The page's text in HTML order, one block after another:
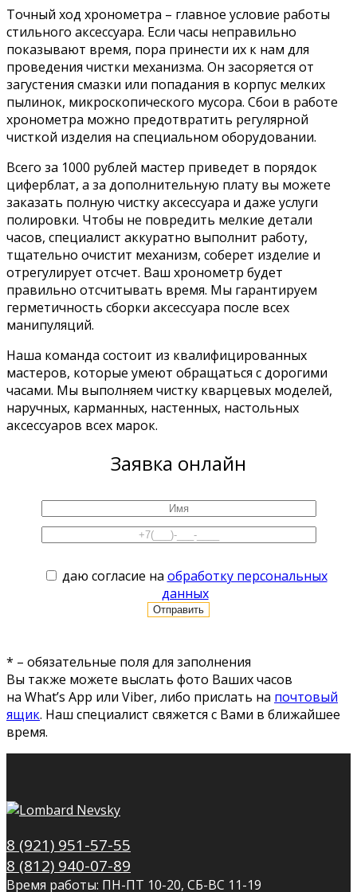
Точный ход хронометра – главное условие работы
стильного аксессуара. Если часы неправильно
показывают время, пора принести их к нам для
проведения чистки механизма. Он засоряется от
загустения смазки или попадания в корпус мелких
пылинок, микроскопического мусора. Сбои в работе
хронометра можно предотвратить регулярной
чисткой изделия на специальном оборудовании.
Всего за 1000 рублей мастер приведет в порядок
циферблат, а за дополнительную плату вы можете
заказать полную чистку аксессуара и даже услуги
полировки. Чтобы не повредить мелкие детали
часов, специалист аккуратно выполнит работу,
тщательно очистит механизм, соберет изделие и
отрегулирует отсчет. Ваш хронометр будет
правильно отсчитывать время. Мы гарантируем
герметичность сборки аксессуара после всех
манипуляций.
Наша команда состоит из квалифицированных
мастеров, которые умеют обращаться с дорогими
часами. Мы выполняем чистку кварцевых моделей,
наручных, карманных, настенных, настольных
аксессуаров всех марок.
Заявка онлайн
даю согласие на обработку персональных
данных
* – обязательные поля для заполнения
Вы также можете выслать фото Ваших часов
на What’s App или Viber, либо прислать на почтовый
ящик. Наш специалист свяжется с Вами в ближайшее
время.
8 (921) 951-57-55
8 (812) 940-07-89
Время работы: ПН-ПТ 10-20, СБ-ВС 11-19